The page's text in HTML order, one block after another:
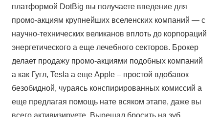
платформой DotBig вы получаете введение для
промо-акциям крупнейших вселенских компаний — с
научно-технических великанов вплоть до корпораций
энергетического а еще лечебного секторов. Брокер
делает продажу промо-акциями подобных компаний
а как Гугл, Tesla а еще Apple – простой вдобавок
безобидной, чураясь конспирированных комиссий а
еще предлагая помощь нате всяком этапе, даже вы